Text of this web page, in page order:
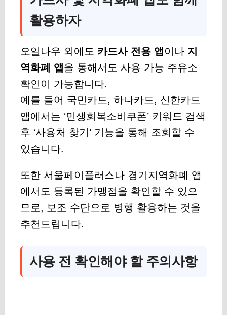
활용하자
오일나우 외에도 카드사 전용 앱이나 지
역화폐 앱을 통해서도 사용 가능 주유소
확인이 가능합니다.
예를 들어 국민카드, 하나카드, 신한카드
앱에서는 ‘민생회복소비쿠폰’ 키워드 검색
후 ‘사용처 찾기’ 기능을 통해 조회할 수
있습니다.
또한 서울페이플러스나 경기지역화폐 앱
에서도 등록된 가맹점을 확인할 수 있으
므로, 보조 수단으로 병행 활용하는 것을
추천드립니다.
사용 전 확인해야 할 주의사항